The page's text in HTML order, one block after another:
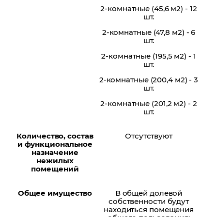
2-комнатные (45,6 м2) - 12
шт.
2-комнатные (47,8 м2) - 6
шт.
2-комнатные (195,5 м2) - 1
шт.
2-комнатные (200,4 м2) - 3
шт.
2-комнатные (201,2 м2) - 2
шт.
Количество, состав
и функциональное
назначение
нежилых
помещений
Отсутствуют
Общее имущество
В общей долевой
собственности будут
находиться помещения